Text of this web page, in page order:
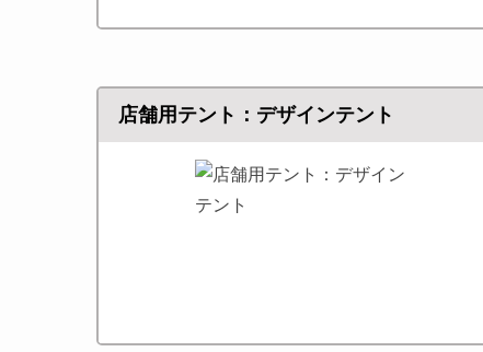
店舗用テント：デザインテント